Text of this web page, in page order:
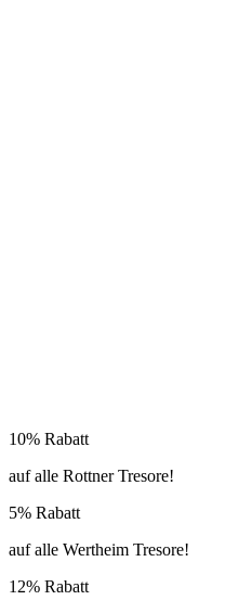
10% Rabatt
auf alle Rottner Tresore!
5% Rabatt
auf alle Wertheim Tresore!
12% Rabatt